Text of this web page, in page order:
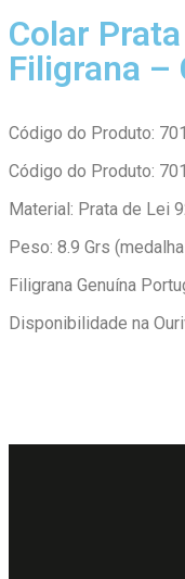
Colar
Filigrana –
Código do Produto:
Código do Produto:
Material: Prata de Lei
Peso: 8.9 Grs
Filigrana Genuína
Disponibilidade na